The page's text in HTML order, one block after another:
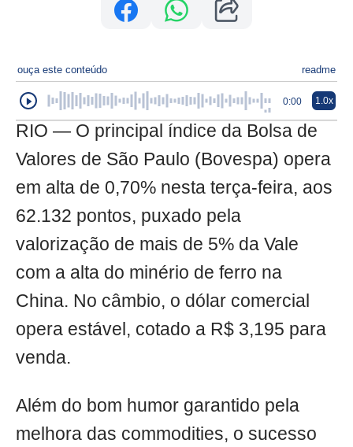
ouça este conteúdo readme
0:00 1.0x
RIO — O principal índice da Bolsa de
Valores de São Paulo (Bovespa) opera
em alta de 0,70% nesta terça-feira, aos
62.132 pontos, puxado pela
valorização de mais de 5% da Vale
com a alta do minério de ferro na
China. No câmbio, o dólar comercial
opera estável, cotado a R$ 3,195 para
venda.
Além do bom humor garantido pela
melhora das commodities, o sucesso